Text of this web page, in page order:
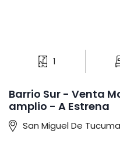
1
Barrio Sur - Venta
amplio - A Estrena
San Miguel De